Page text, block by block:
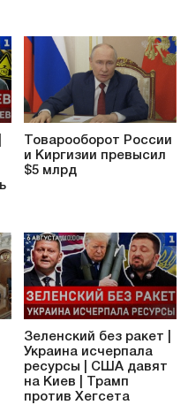
Товарооборот России
и Киргизии превысил
$5 млрд
Зеленский без ракет |
Украина исчерпала
ресурсы | США давят
на Киев | Трамп
против Хегсета